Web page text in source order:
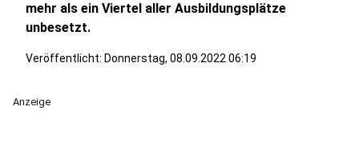
mehr als ein Viertel aller Ausbildungsplätze
unbesetzt.
Veröffentlicht: Donnerstag, 08.09.2022 06:19
Anzeige